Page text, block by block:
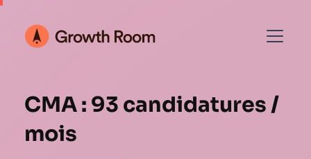
CMA : 93 candidatures /
mois